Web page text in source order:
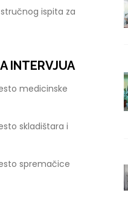
ispita za
INTERVJUA
medicinske
skladištara i
spremačice